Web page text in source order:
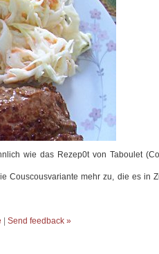
wie das Rezep0t von Taboulet
Couscousvariante mehr zu, die es in
Send feedback »